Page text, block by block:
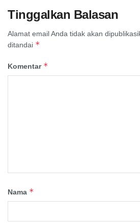
Tinggalkan Balasan
Alamat email Anda tidak akan
ditandai *
Komentar *
Nama *